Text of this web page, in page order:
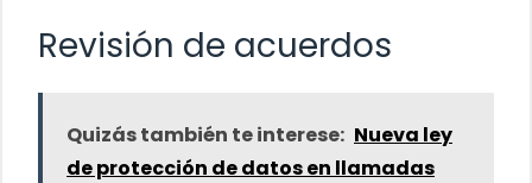
Revisión de acuerdos
Quizás también te interese: Nueva ley
de protección de datos en llamadas